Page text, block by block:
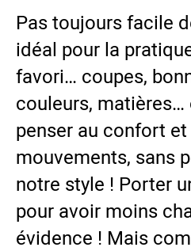
Pas toujours facile
idéal pour la
favori… coupes,
couleurs,
penser au confort
mouvements, sans
notre style ! Porter
pour avoir moins
évidence ! Mais